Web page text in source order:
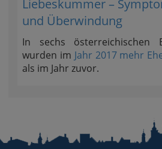
Liebeskummer –
und Überwindung
In sechs österreichischen
wurden im Jahr 2017 mehr
als im Jahr zuvor.